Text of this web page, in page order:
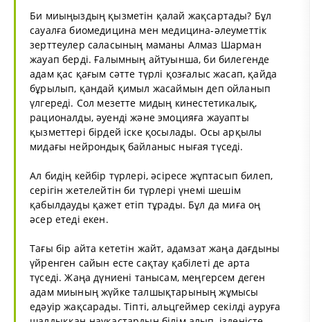
Би миыңыздың қызметін қалай жақсартады? Бұл
сауалға биомедицина мен медицина-әлеуметтік
зерттеулер саласының маманы Алмаз Шарман
жауап берді. Ғалымның айтуынша, би билегенде
адам қас қағым сәтте түрлі қозғалыс жасап, қайда
бұрылып, қандай қимыл жасаймын деп ойланып
үлгереді. Сол мезетте мидың кинестетикалық,
рационалды, әуенді және эмоцияға жауапты
қызметтері бірдей іске қосылады. Осы арқылы
мидағы нейрондық байланыс нығая түседі.
Ал бидің кейбір түрлері, әсіресе жұптасып билеп,
серігін жетелейтін би түрлері үнемі шешім
қабылдауды қажет етіп тұрады. Бұл да миға оң
әсер етеді екен.
Тағы бір айта кететін жайт, адамзат жаңа дағдыны
үйренген сайын есте сақтау қабілеті де арта
түседі. Жаңа дүниені танысам, меңгерсем деген
адам миының жүйке талшықтарының жұмысы
едәуір жақсарады. Тіпті, альцгеймер секілді ауруға